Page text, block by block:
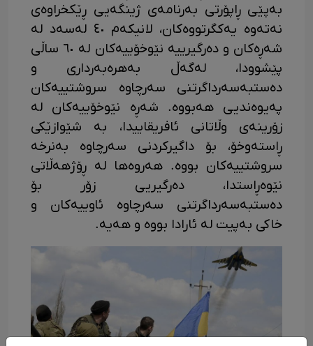
بەپێی ڕاپۆرتی بەرنامەی ژینگەیی ڕێکخراوەی
نەتەوە یەکگرتووەکان، لانیکەم ٤٠ لەسەد لە
شەڕەکان و دەرگیرییە نێوخۆییەکان لە ٦٠ ساڵی
پێشوودا، لەگەڵ بەهرەبەرداری و
دەستبەسەرداگرتنی سەرچاوە سروشتییەکان
پەیوەندیی هەبووە. شەڕە نێوخۆییەکان لە
زۆرینەی وڵاتانی ئافریقاییدا، بە شێوازێکی
ڕاستەوخۆ، بۆ داگیرکردنی سەرچاوە بەنرخە
سروشتییەکان بووە. هەروەها لە ڕۆژهەڵاتی
نێوەڕاستدا، دەرگیریی زۆر بۆ
دەستبەسەرداگرتنی سەرچاوە ئاوییەکان و
خاکی بەپیت لە ئارادا بووە و هەیە.